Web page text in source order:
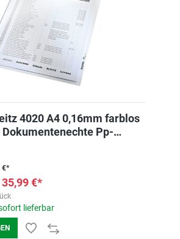
4020 A4 0,16mm farblos
Pp-
€*
35,99 €*
lieferbar